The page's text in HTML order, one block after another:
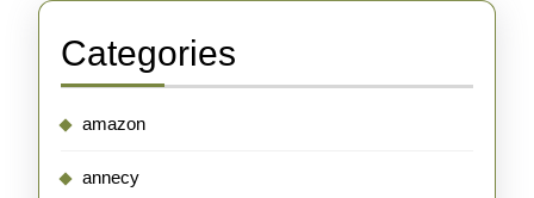
Categories
amazon
annecy